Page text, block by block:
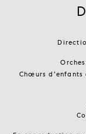
Chœurs